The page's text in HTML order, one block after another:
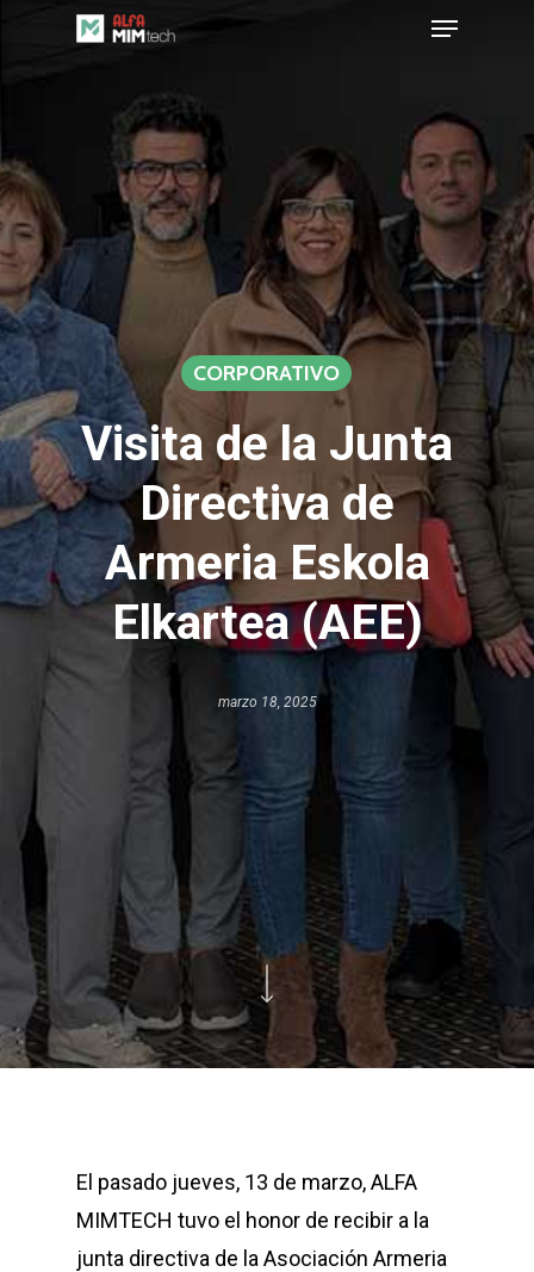
Menu
CORPORATIVO
Visita de la Junta
Directiva de
Armeria Eskola
Elkartea (AEE)
marzo 18, 2025
El pasado jueves, 13 de marzo, ALFA
MIMTECH tuvo el honor de recibir a la
junta directiva de la Asociación Armeria